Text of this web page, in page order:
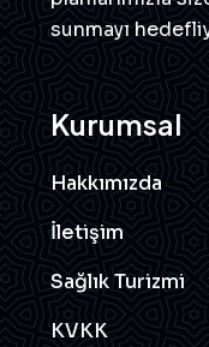
sunmayı
Kurumsal
Hakkımızda
İletişim
Sağlık Turizmi
KVKK